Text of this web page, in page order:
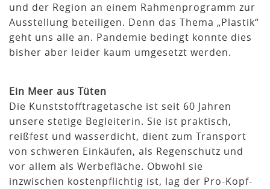
und der Region an einem Rahmenprogramm zur
Ausstellung beteiligen. Denn das Thema „Plastik“
geht uns alle an. Pandemie bedingt konnte dies
bisher aber leider kaum umgesetzt werden.
Ein Meer aus Tüten
Die Kunststofftragetasche ist seit 60 Jahren
unsere stetige Begleiterin. Sie ist praktisch,
reißfest und wasserdicht, dient zum Transport
von schweren Einkäufen, als Regenschutz und
vor allem als Werbefläche. Obwohl sie
inzwischen kostenpflichtig ist, lag der Pro-Kopf-